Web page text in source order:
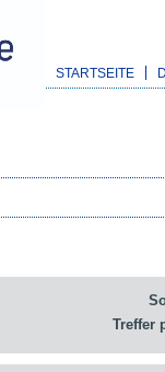
STARTSEITE
Treffer